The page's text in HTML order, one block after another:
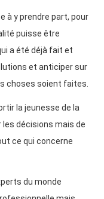
à y prendre part, pour
puisse être
a été déjà fait et
et anticiper sur
choses soient faites.
la jeunesse de la
décisions mais de
ce qui concerne
du monde